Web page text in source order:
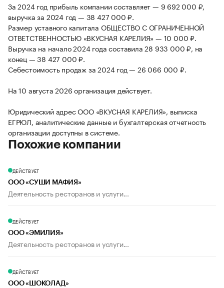
За 2024 год прибыль компании составляет — 9 692 000 ₽,
выручка за 2024 год — 38 427 000 ₽.
Размер уставного капитала ОБЩЕСТВО С ОГРАНИЧЕННОЙ
ОТВЕТСТВЕННОСТЬЮ «ВКУСНАЯ КАРЕЛИЯ» — 10 000 ₽.
Выручка на начало 2024 года составила 28 933 000 ₽, на
конец — 38 427 000 ₽.
Себестоимость продаж за 2024 год — 26 066 000 ₽.
На 10 августа 2026 организация действует.
Юридический адрес ООО «ВКУСНАЯ КАРЕЛИЯ», выписка
ЕГРЮЛ, аналитические данные и бухгалтерская отчетность
организации доступны в системе.
Похожие компании
ДЕЙСТВУЕТ
ООО «СУШИ МАФИЯ»
Деятельность ресторанов и услуги...
ДЕЙСТВУЕТ
ООО «ЭМИЛИЯ»
Деятельность ресторанов и услуги...
ДЕЙСТВУЕТ
ООО «ШОКОЛАД»